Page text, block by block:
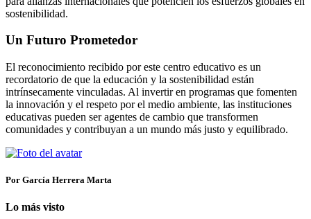
sostenibilidad.
Un Futuro Prometedor
El reconocimiento recibido por este centro educativo es un
recordatorio de que la educación y la sostenibilidad están
intrínsecamente vinculadas. Al invertir en programas que fomenten
la innovación y el respeto por el medio ambiente, las instituciones
educativas pueden ser agentes de cambio que transformen
comunidades y contribuyan a un mundo más justo y equilibrado.
Por García Herrera Marta
Lo más visto